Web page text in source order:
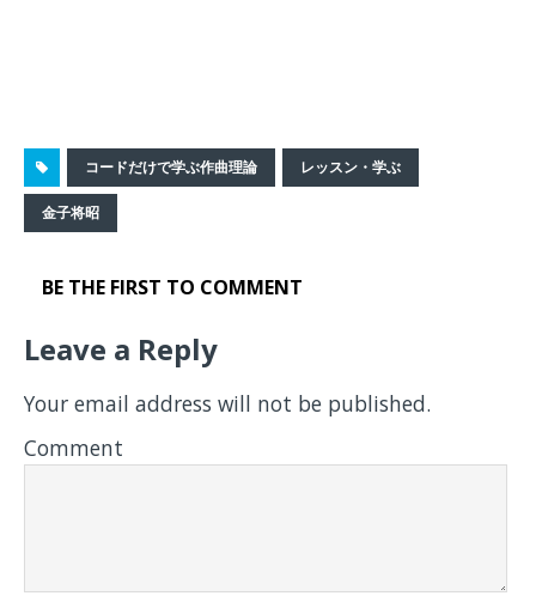
コードだけで学ぶ作曲理論 レッスン・学ぶ
金子将昭
BE THE FIRST TO COMMENT
Leave a Reply
Your email address will not be published.
Comment